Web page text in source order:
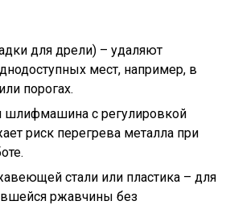
для дрели) – удаляют
мест, например, в
порогах.
шлифмашина с регулировкой
риск перегрева металла при
стали или пластика – для
ржавчины без